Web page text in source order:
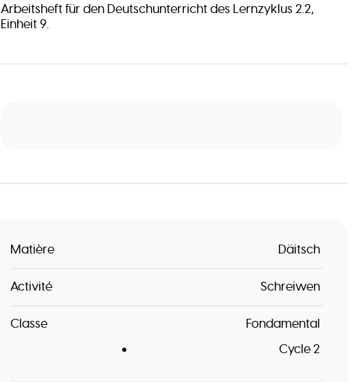
Arbeitsheft für den Deutschunterricht des Lernzyklus 2.2,
Einheit 9.
Matière Däitsch
Activité Schreiwen
Classe
Fondamental
Cycle 2